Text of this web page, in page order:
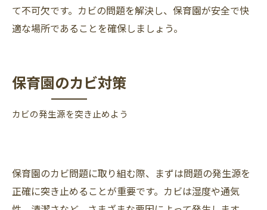
て不可欠です。カビの問題を解決し、保育園が安全で快
適な場所であることを確保しましょう。
保育園のカビ対策
カビの発生源を突き止めよう
保育園のカビ問題に取り組む際、まずは問題の発生源を
正確に突き止めることが重要です。カビは湿度や通気